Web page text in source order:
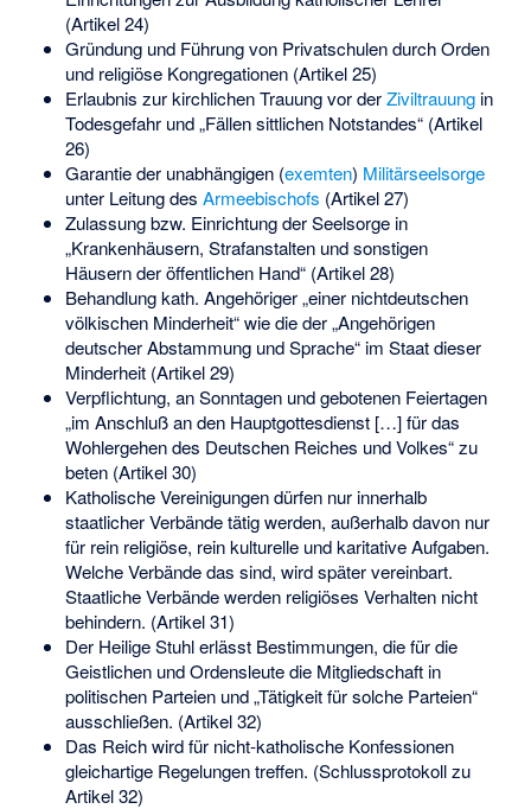
(Artikel 24)
Gründung und Führung von Privatschulen durch Orden
und religiöse Kongregationen (Artikel 25)
Erlaubnis zur kirchlichen Trauung vor derZiviltrauungin
Todesgefahr und „Fällen sittlichen Notstandes“ (Artikel
26)
Garantie der unabhängigen (exemten) Militärseelsorge
unter Leitung des Armeebischofs (Artikel 27)
Zulassung bzw. Einrichtung der Seelsorge in
„Krankenhäusern, Strafanstalten und sonstigen
Häusern der öffentlichen Hand“ (Artikel 28)
Behandlung kath. Angehöriger „einer nichtdeutschen
völkischen Minderheit“ wie die der „Angehörigen
deutscher Abstammung und Sprache“ im Staat dieser
Minderheit (Artikel 29)
Verpflichtung, an Sonntagen und gebotenen Feiertagen
„im Anschluß an den Hauptgottesdienst […] für das
Wohlergehen des Deutschen Reiches und Volkes“ zu
beten (Artikel 30)
Katholische Vereinigungen dürfen nur innerhalb
staatlicher Verbände tätig werden, außerhalb davon nur
für rein religiöse, rein kulturelle und karitative Aufgaben.
Welche Verbände das sind, wird später vereinbart.
Staatliche Verbände werden religiöses Verhalten nicht
behindern. (Artikel 31)
Der Heilige Stuhl erlässt Bestimmungen, die für die
Geistlichen und Ordensleute die Mitgliedschaft in
politischen Parteien und „Tätigkeit für solche Parteien“
ausschließen. (Artikel 32)
Das Reich wird für nicht-katholische Konfessionen
gleichartige Regelungen treffen. (Schlussprotokoll zu
Artikel 32)